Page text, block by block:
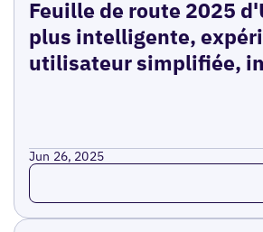
Feuille de route 2025
plus intelligente,
utilisateur simplifiée,
Jun 26, 2025
Read more